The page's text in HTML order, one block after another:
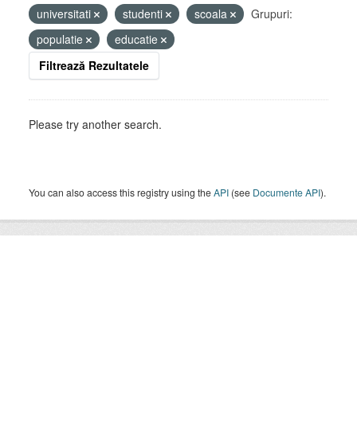
universitati
studenti scoala
Grupuri:
populatie
educatie
Filtrează Rezultatele
Please try another search.
You can also access this registry using theAPI (see Documente API).